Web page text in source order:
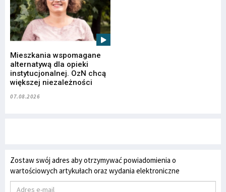
Mieszkania wspomagane
alternatywą dla opieki
instytucjonalnej. OzN chcą
większej niezależności
07.08.2026
Zostaw swój adres aby otrzymywać powiadomienia o
wartościowych artykułach oraz wydania elektroniczne